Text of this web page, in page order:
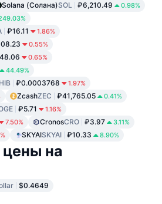
Solana (Солана)SOL ₽6,210.49 0.98%
₽16.11 1.86%
0.55%
0.65%
44.49%
₽0.0003768 1.97%
ZcashZEC ₽41,765.05 0.41%
₽5.71 1.16%
7.50% CronosCRO ₽3.97 3.11%
SKYAISKYAI ₽10.33 8.90%
на
$0.4649